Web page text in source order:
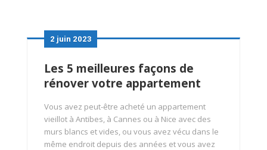
2 juin 2023
Les 5 meilleures façons de
rénover votre appartement
Vous avez peut-être acheté un appartement
vieillot à Antibes, à Cannes ou à Nice avec des
murs blancs et vides, ou vous avez vécu dans le
même endroit depuis des années et vous avez